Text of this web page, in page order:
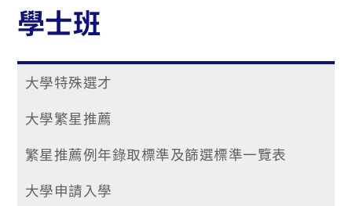
學士班
大學特殊選才
大學繁星推薦
繁星推薦例年錄取標準及篩選標準一覽表
大學申請入學